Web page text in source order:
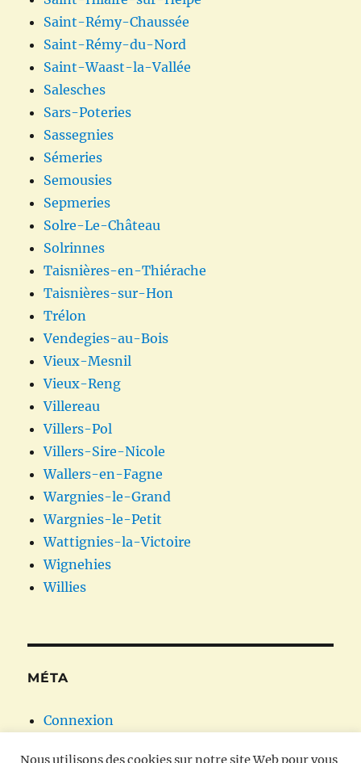
Saint-Rémy-Chaussée
Saint-Rémy-du-Nord
Saint-Waast-la-Vallée
Salesches
Sars-Poteries
Sassegnies
Sémeries
Semousies
Sepmeries
Solre-Le-Château
Solrinnes
Taisnières-en-Thiérache
Taisnières-sur-Hon
Trélon
Vendegies-au-Bois
Vieux-Mesnil
Vieux-Reng
Villereau
Villers-Pol
Villers-Sire-Nicole
Wallers-en-Fagne
Wargnies-le-Grand
Wargnies-le-Petit
Wattignies-la-Victoire
Wignehies
Willies
MÉTA
Connexion
Nous utilisons des cookies sur notre site Web pour vous